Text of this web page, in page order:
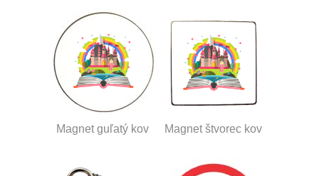
Magnet guľatý kov Magnet štvorec kov